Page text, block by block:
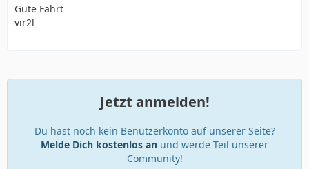
Gute Fahrt
vir2l
Jetzt anmelden!
Du hast noch kein Benutzerkonto auf unserer Seite?
Melde Dich kostenlos an und werde Teil unserer
Community!